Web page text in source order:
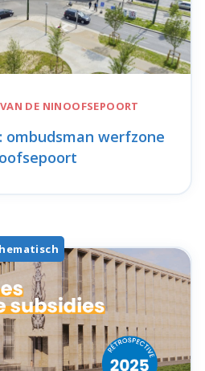
DE NINOOFSEPOORT
ombudsman werfzone